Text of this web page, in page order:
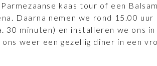
kaas tour of een
Daarna nemen we rond 15.00 uur
30 minuten) en installeren we ons
ons weer een gezellig diner in een